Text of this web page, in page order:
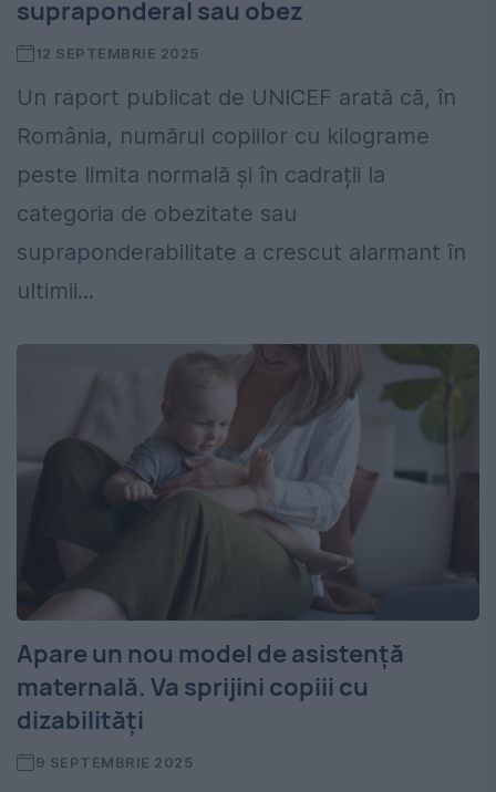
supraponderal sau obez
12 SEPTEMBRIE 2025
Un raport publicat de UNICEF arată că, în
România, numărul copiilor cu kilograme
peste limita normală și în cadrații la
categoria de obezitate sau
supraponderabilitate a crescut alarmant în
ultimii...
Apare un nou model de asistență
maternală. Va sprijini copiii cu
dizabilități
9 SEPTEMBRIE 2025